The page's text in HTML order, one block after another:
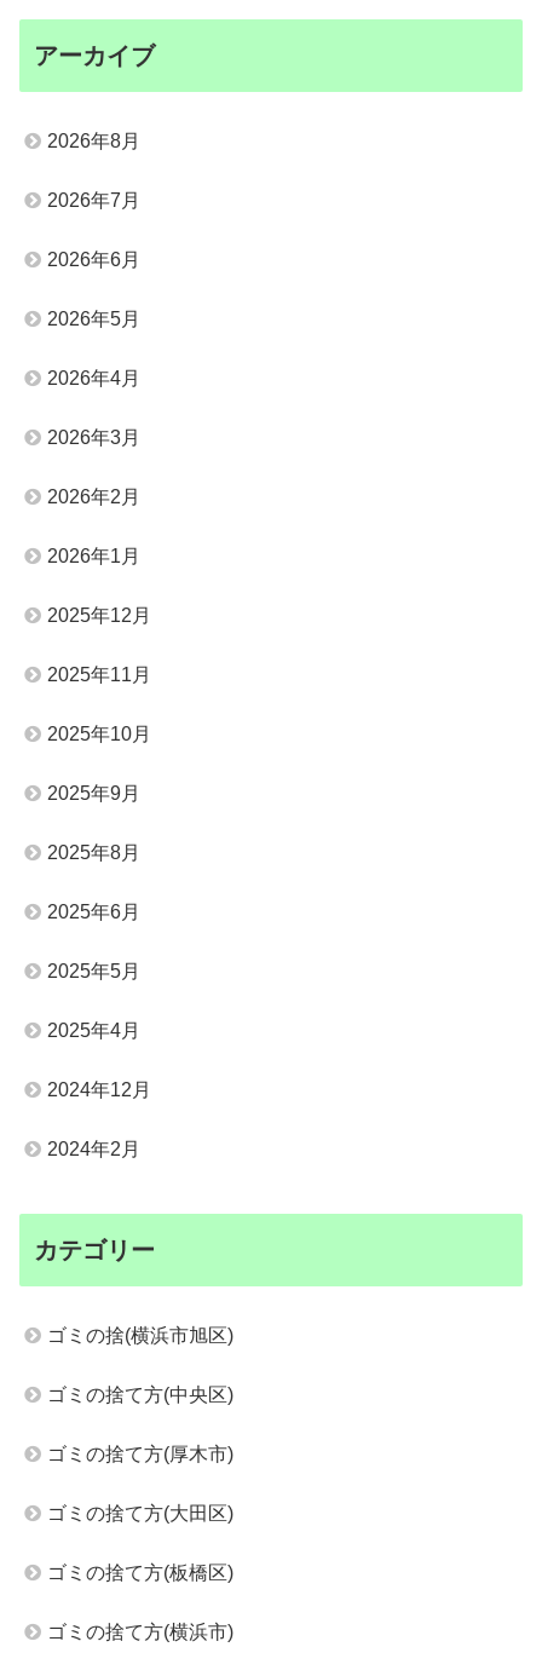
アーカイブ
2026年8月
2026年7月
2026年6月
2026年5月
2026年4月
2026年3月
2026年2月
2026年1月
2025年12月
2025年11月
2025年10月
2025年9月
2025年8月
2025年6月
2025年5月
2025年4月
2024年12月
2024年2月
カテゴリー
ゴミの捨(横浜市旭区)
ゴミの捨て方(中央区)
ゴミの捨て方(厚木市)
ゴミの捨て方(大田区)
ゴミの捨て方(板橋区)
ゴミの捨て方(横浜市)